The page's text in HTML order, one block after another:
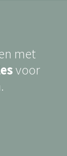
met
voor